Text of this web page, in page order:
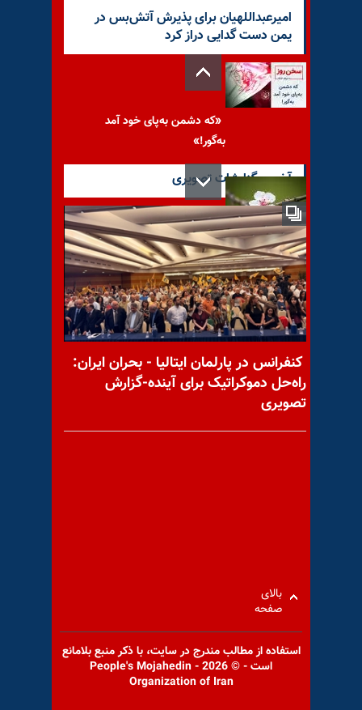
امیرعبداللهیان برای پذیرش آتش‌بس در
یمن دست گدایی دراز کرد
«که دشمن به‌پای خود آمد
به‌گور!»
پیام به RAS۳۳
«ایران آزاد» و «مبرم‌ترین تهدید
آخرین گزارشات تصویری
کنفرانس در پارلمان ایتالیا - بحران ایران:
راه‌حل دموکراتیک برای آینده-گزارش
تصویری
بالای
صفحه
استفاده از مطالب مندرج در سايت، با ذكر منبع بلامانع
است - © 2026 - People's Mojahedin
Organization of Iran